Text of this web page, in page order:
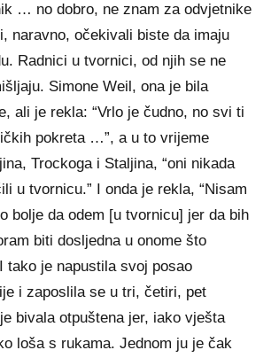
… no dobro, ne znam za odvjetnike
naravno, očekivali biste da imaju
Radnici u tvornici, od njih se ne
Simone Weil, ona je bila
ali je rekla: “Vrlo je čudno, no svi ti
pokreta …”, a u to vrijeme
Trockoga i Staljina, “oni nikada
u tvornicu.” I onda je rekla, “Nisam
bolje da odem [u tvornicu] jer da bih
biti dosljedna u onome što
tako je napustila svoj posao
i zaposlila se u tri, četiri, pet
bivala otpuštena jer, iako vješta
loša s rukama. Jednom ju je čak